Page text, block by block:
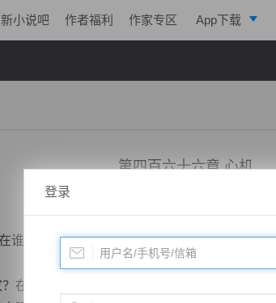
新小说吧 作者福利 作家专区 App下载
第四百六十六章 心机
小说：绝世药皇
的后边？帝都现在又有几个主子？宋家呢？
乎你所谓的误会？两年之间，你还是工于心
登录